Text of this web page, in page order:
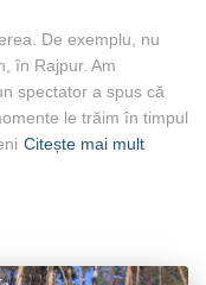
De exemplu, nu
în Rajpur. Am
spectator a spus că
le trăim în timpul
Citește mai mult